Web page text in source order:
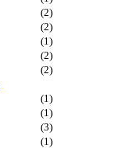
(2)
(2)
(1)
(2)
(2)
(1)
(1)
(3)
(1)